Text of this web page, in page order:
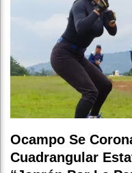
Ocampo Se
Cuadrangular